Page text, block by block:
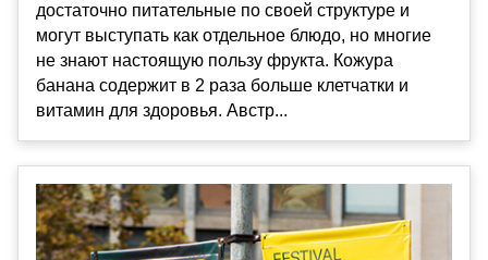
достаточно питательные по своей структуре и
могут выступать как отдельное блюдо, но многие
не знают настоящую пользу фрукта. Кожура
банана содержит в 2 раза больше клетчатки и
витамин для здоровья. Австр...